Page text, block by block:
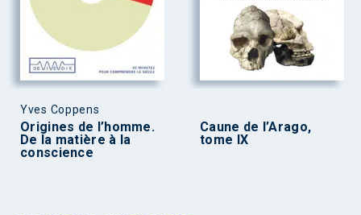
Yves Coppens
Origines de l’homme.
De la matière à la
conscience
Caune de l’Arago,
tome IX